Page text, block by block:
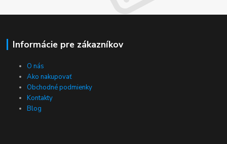
Informácie pre zákazníkov
O nás
Ako nakupovať
Obchodné podmienky
Kontakty
Blog